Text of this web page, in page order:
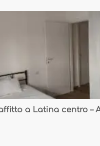
a Latina centro –